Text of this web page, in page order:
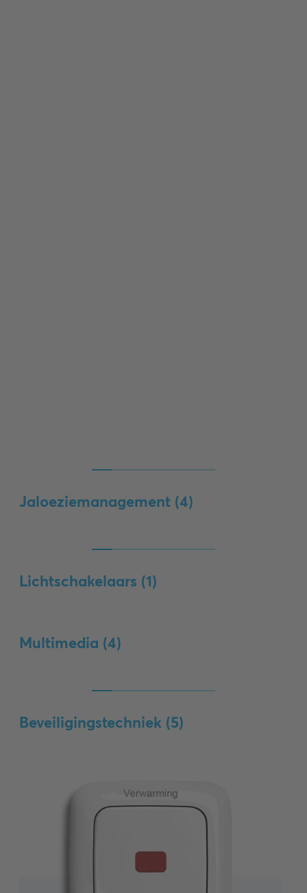
Jaloeziemanagement (4)
Lichtschakelaars (1)
Multimedia (4)
Beveiligingstechniek (5)